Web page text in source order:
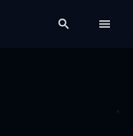
search menu